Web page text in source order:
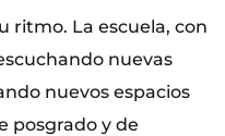
ritmo. La escuela, con
nuevas
nuevos espacios
posgrado y de